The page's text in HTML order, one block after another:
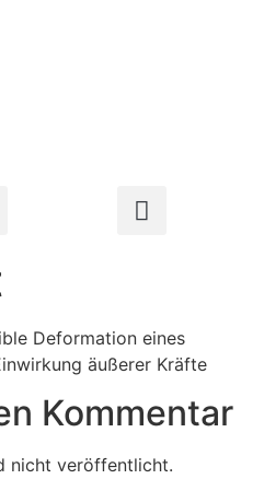
Deformation eines
äußerer Kräfte
Kommentar
nicht veröffentlicht.